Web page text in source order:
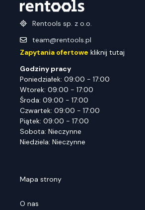
Rentools sp. z o.o.
team@rentools.pl
Zapytania ofertowe kliknij tutaj
Godziny pracy
Poniedziałek: 09:00 - 17:00
Wtorek: 09:00 - 17:00
Środa: 09:00 - 17:00
Czwartek: 09:00 - 17:00
Piątek: 09:00 - 17:00
Sobota: Nieczynne
Niedziela: Nieczynne
Mapa strony
O nas